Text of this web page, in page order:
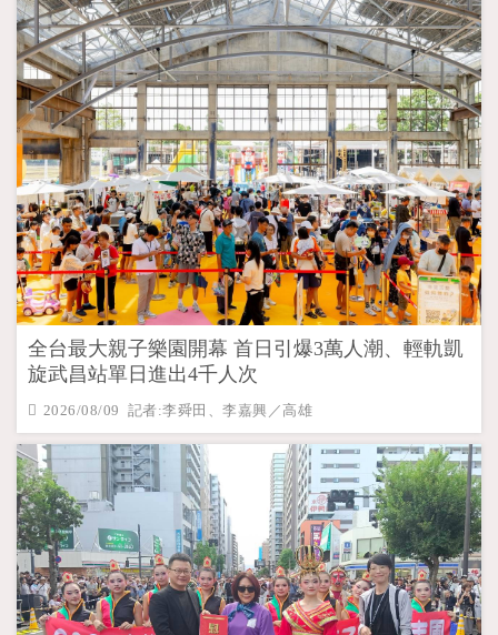
全台最大親子樂園開幕 首日引爆3萬人潮、輕軌凱
旋武昌站單日進出4千人次
2026/08/09 記者:李舜田、李嘉興／高雄